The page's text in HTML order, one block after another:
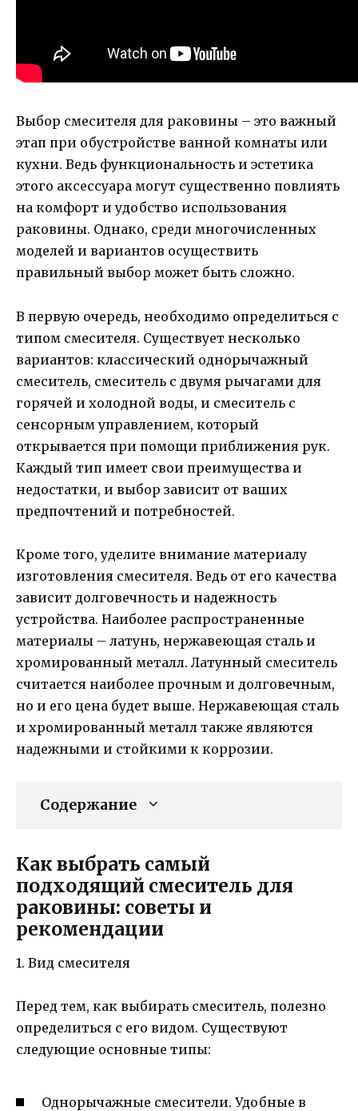
Выбор смесителя для раковины – это важный
этап при обустройстве ванной комнаты или
кухни. Ведь функциональность и эстетика
этого аксессуара могут существенно повлиять
на комфорт и удобство использования
раковины. Однако, среди многочисленных
моделей и вариантов осуществить
правильный выбор может быть сложно.
В первую очередь, необходимо определиться с
типом смесителя. Существует несколько
вариантов: классический однорычажный
смеситель, смеситель с двумя рычагами для
горячей и холодной воды, и смеситель с
сенсорным управлением, который
открывается при помощи приближения рук.
Каждый тип имеет свои преимущества и
недостатки, и выбор зависит от ваших
предпочтений и потребностей.
Кроме того, уделите внимание материалу
изготовления смесителя. Ведь от его качества
зависит долговечность и надежность
устройства. Наиболее распространенные
материалы – латунь, нержавеющая сталь и
хромированный металл. Латунный смеситель
считается наиболее прочным и долговечным,
но и его цена будет выше. Нержавеющая сталь
и хромированный металл также являются
надежными и стойкими к коррозии.
Содержание
Как выбрать самый
подходящий смеситель для
раковины: советы и
рекомендации
1. Вид смесителя
Перед тем, как выбирать смеситель, полезно
определиться с его видом. Существуют
следующие основные типы:
Однорычажные смесители. Удобные в